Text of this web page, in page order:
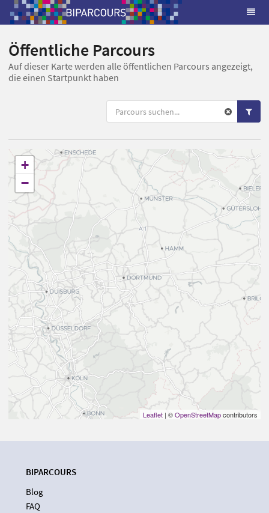
Öffentliche Parcours
Auf dieser Karte werden alle öffentlichen Parcours angezeigt,
die einen Startpunkt haben
+
−
Leaflet | ©OpenStreetMapcontributors
BIPARCOURS
Blog
FAQ